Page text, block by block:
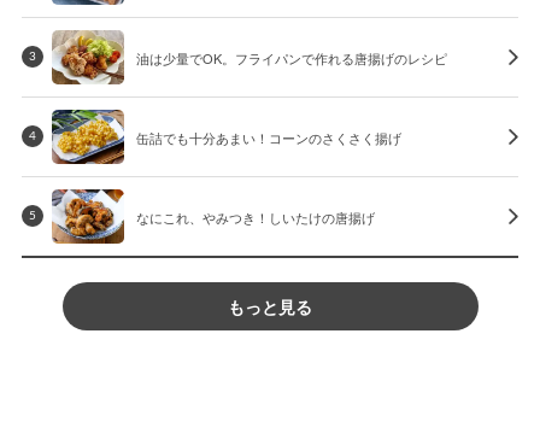
3 油は少量でOK。フライパンで作れる唐揚げのレシピ
4 缶詰でも十分あまい！コーンのさくさく揚げ
5 なにこれ、やみつき！しいたけの唐揚げ
もっと見る